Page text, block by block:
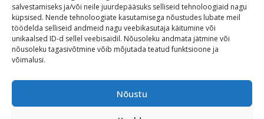
salvestamiseks ja/või neile juurdepääsuks selliseid tehnoloogiaid nagu
küpsised. Nende tehnoloogiate kasutamisega nõustudes lubate meil
töödelda selliseid andmeid nagu veebikasutaja käitumine või
unikaalsed ID-d sellel veebisaidil. Nõusoleku andmata jätmine või
nõusoleku tagasivõtmine võib mõjutada teatud funktsioone ja
võimalusi.
Nõustu
Maitseelamused
Vaatamisväärsused
Visit Tallinn
Turismiprofessionaalile